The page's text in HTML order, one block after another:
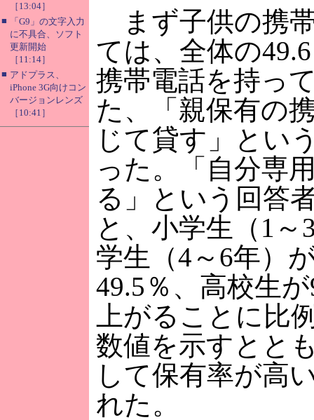
［13:04］
■
「G9」の文字入力
に不具合、ソフト
更新開始
［11:14］
■ アドプラス、
iPhone 3G向けコン
バージョンレンズ
［10:41］
まず子供の携
ては、全体の
携帯電話を持っ
た、「親保有の
じて貸す」とい
った。「自分専
る」という回答
と、小学生（1～
学生（4～6年）
49.5％、高校生
上がることに比
数値を示すとと
して保有率が高
れた。